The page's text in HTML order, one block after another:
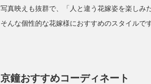
写真映えも抜群で、「人と違う花嫁姿を楽しみ
そんな個性的な花嫁様におすすめのスタイルです
京鐘おすすめコーディネート